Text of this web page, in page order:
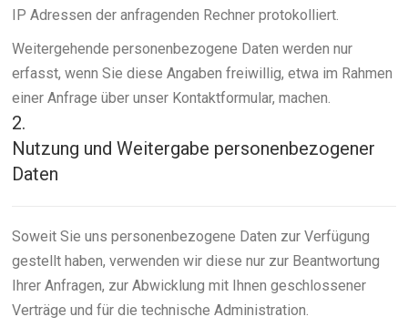
IP Adressen der anfragenden Rechner protokolliert.
Weitergehende personenbezogene Daten werden nur
erfasst, wenn Sie diese Angaben freiwillig, etwa im Rahmen
einer Anfrage über unser Kontaktformular, machen.
2.
Nutzung und Weitergabe personenbezogener
Daten
Soweit Sie uns personenbezogene Daten zur Verfügung
gestellt haben, verwenden wir diese nur zur Beantwortung
Ihrer Anfragen, zur Abwicklung mit Ihnen geschlossener
Verträge und für die technische Administration.